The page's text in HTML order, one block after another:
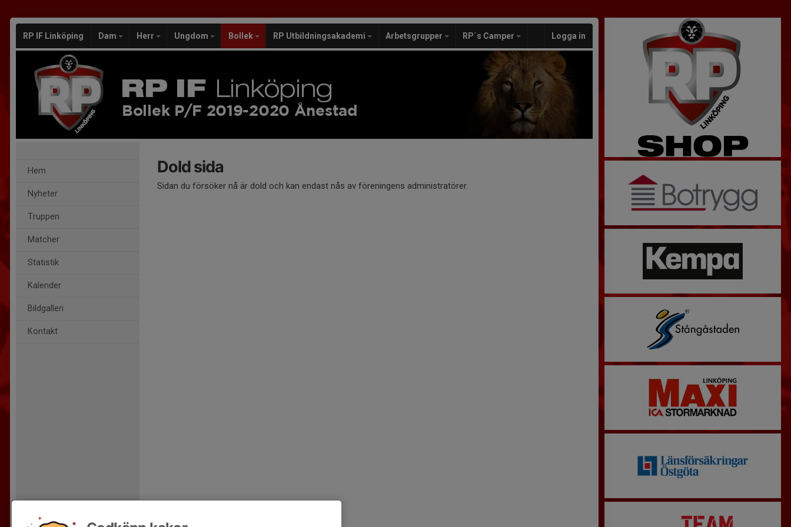
RP IF Linköping Dam Herr Ungdom Bollek RP Utbildningsakademi Arbetsgrupper RP´s Camper Logga in
Bollek P/F 2019-2020 Ånestad
Hem
Nyheter
Truppen
Matcher
Statistik
Kalender
Bildgalleri
Kontakt
Dold sida
Sidan du försöker nå är dold och kan endast nås av föreningens administratörer.